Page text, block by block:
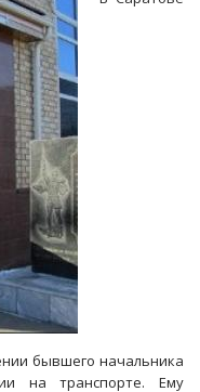
бывшего начальника
на транспорте. Ему